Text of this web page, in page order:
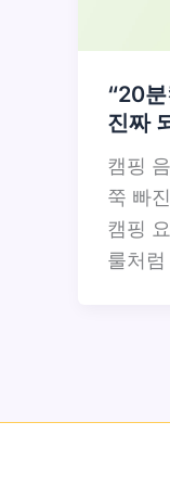
“20
진짜
캠핑
쭉 빠
캠핑
룰처